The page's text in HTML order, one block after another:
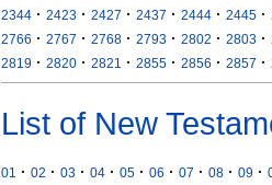
2344 · 2423 · 2427 · 2437 · 2444 · 2445 ·
2766 · 2767 · 2768 · 2793 · 2802 · 2803 ·
2819 · 2820 · 2821 · 2855 · 2856 · 2857 ·
List of New
01 · 02 · 03 · 04 · 05 · 06 · 07 · 08 · 09 ·